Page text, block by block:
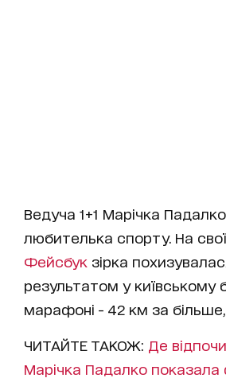
Ведуча 1+1 Марічка
любителька спорту. На
Фейсбук зірка
результатом у київському
марафоні - 42 км за більше,
ЧИТАЙТЕ ТАКОЖ: Де
Марічка Падалко